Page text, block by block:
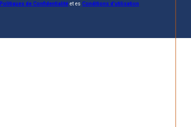
Politiques de Confidentialité et esConditions d'utilisation